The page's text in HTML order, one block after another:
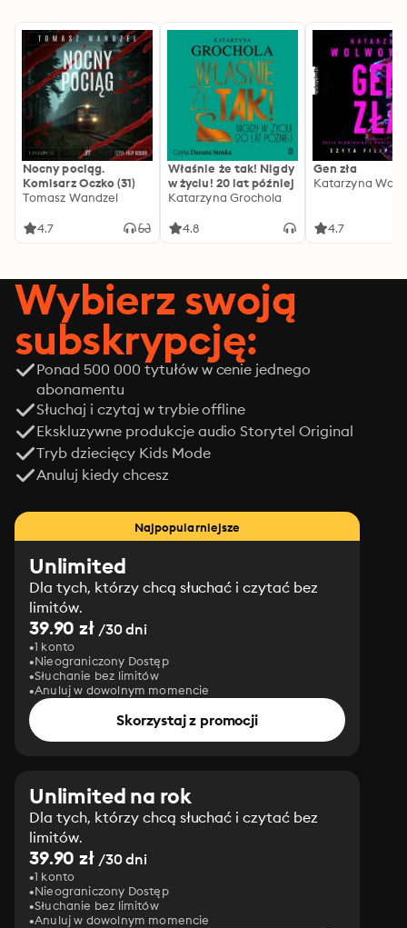
Nocny pociąg.
Komisarz Oczko (31)
Tomasz Wandzel
4.7
Właśnie że tak! Nigdy
w życiu! 20 lat później
Katarzyna Grochola
4.8
Gen zła
Katarzyna
4.7
Wybierz swoją
subskrypcję:
Ponad 500 000 tytułów w cenie jednego
abonamentu
Słuchaj i czytaj w trybie offline
Ekskluzywne produkcje audio Storytel Original
Tryb dziecięcy Kids Mode
Anuluj kiedy chcesz
Najpopularniejsze
Unlimited
Dla tych, którzy chcą słuchać i czytać bez
limitów.
39.90 zł/30 dni
1 konto
Nieograniczony Dostęp
Słuchanie bez limitów
Anuluj w dowolnym momencie
Skorzystaj z promocji
Unlimited na rok
Dla tych, którzy chcą słuchać i czytać bez
limitów.
39.90 zł/30 dni
1 konto
Nieograniczony Dostęp
Słuchanie bez limitów
Anuluj w dowolnym momencie